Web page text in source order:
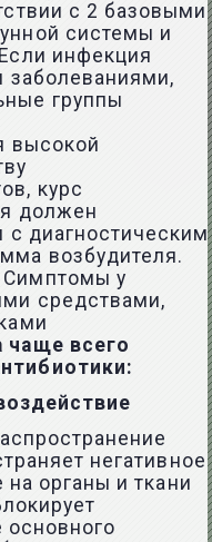
с 2 базовыми
системы и
инфекция
заболеваниями,
группы
высокой
курс
должен
с диагностическим
возбудителя.
чаще всего
негативное
на органы и ткани
основного